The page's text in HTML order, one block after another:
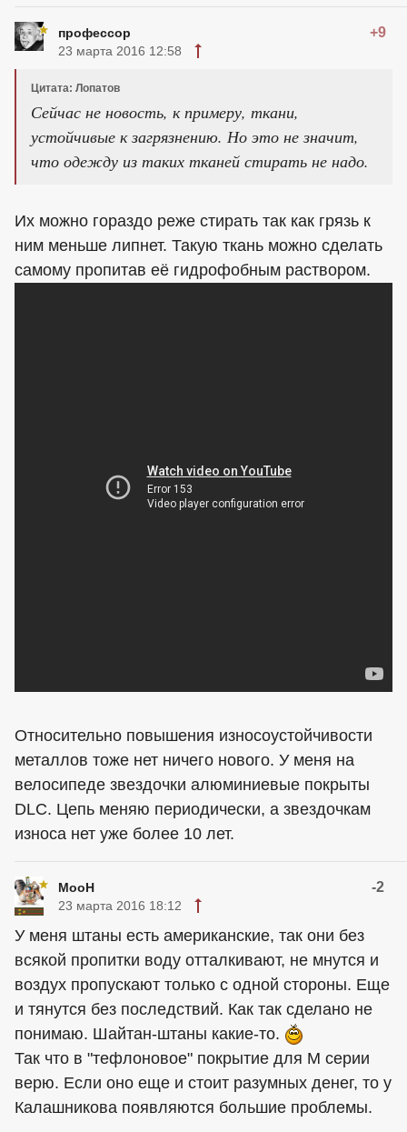
профессор +9
23 марта 2016 12:58
Цитата: Лопатов
Сейчас не новость, к примеру, ткани,
устойчивые к загрязнению. Но это не значит,
что одежду из таких тканей стирать не надо.
Их можно гораздо реже стирать так как грязь к
ним меньше липнет. Такую ткань можно сделать
самому пропитав её гидрофобным раствором.
Относительно повышения износоустойчивости
металлов тоже нет ничего нового. У меня на
велосипеде звездочки алюминиевые покрыты
DLC. Цепь меняю периодически, а звездочкам
износа нет уже более 10 лет.
MooH -2
23 марта 2016 18:12
У меня штаны есть американские, так они без
всякой пропитки воду отталкивают, не мнутся и
воздух пропускают только с одной стороны. Еще
и тянутся без последствий. Как так сделано не
понимаю. Шайтан-штаны какие-то.
Так что в "тефлоновое" покрытие для М серии
верю. Если оно еще и стоит разумных денег, то у
Калашникова появляются большие проблемы.